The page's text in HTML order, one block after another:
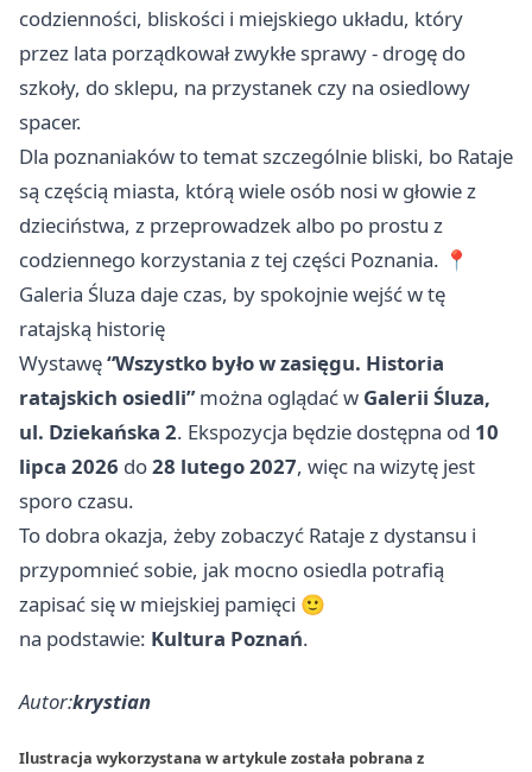
codzienności, bliskości i miejskiego układu, który
przez lata porządkował zwykłe sprawy - drogę do
szkoły, do sklepu, na przystanek czy na osiedlowy
spacer.
Dla poznaniaków to temat szczególnie bliski, bo Rataje
są częścią miasta, którą wiele osób nosi w głowie z
dzieciństwa, z przeprowadzek albo po prostu z
codziennego korzystania z tej części Poznania. 📍
Galeria Śluza daje czas, by spokojnie wejść w tę
ratajską historię
Wystawę“Wszystko było w zasięgu. Historia
ratajskich osiedli”można oglądać w Galerii Śluza,
ul. Dziekańska 2. Ekspozycja będzie dostępna od 10
lipca 2026 do28 lutego 2027, więc na wizytę jest
sporo czasu.
To dobra okazja, żeby zobaczyć Rataje z dystansu i
przypomnieć sobie, jak mocno osiedla potrafią
zapisać się w miejskiej pamięci 🙂
na podstawie: Kultura Poznań.
Autor:krystian
Ilustracja wykorzystana w artykule została pobrana z